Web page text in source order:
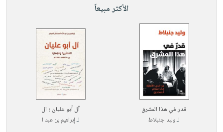
الأكثر مبيعاً
قدر في هذا المشرق
لـوليد جنبلاط
آل أبو عليان ؛ ال
لـإبراهيم بن عبد ا